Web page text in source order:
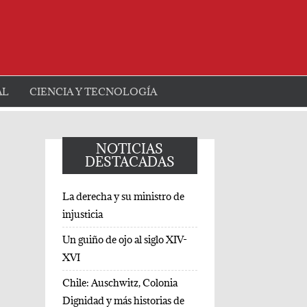
CIENCIA Y TECNOLOGÍA
NOTICIAS
DESTACADAS
La derecha y su ministro de
injusticia
Un guiño de ojo al siglo XIV-
XVI
Chile: Auschwitz, Colonia
Dignidad y más historias de